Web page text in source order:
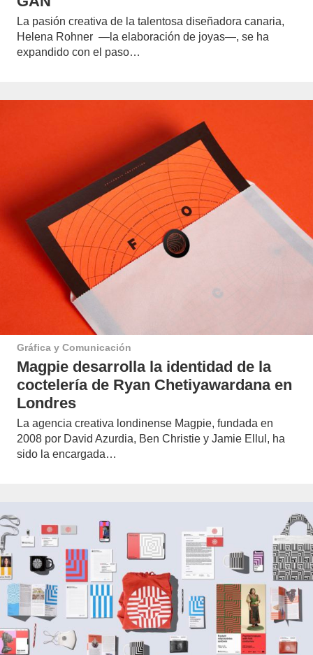
La pasión creativa de la talentosa diseñadora canaria,
Helena Rohner —la elaboración de joyas—, se ha
expandido con el paso…
Gráfica y Comunicación
Magpie desarrolla la identidad de la
coctelería de Ryan Chetiyawardana en
Londres
La agencia creativa londinense Magpie, fundada en
2008 por David Azurdia, Ben Christie y Jamie Ellul, ha
sido la encargada…